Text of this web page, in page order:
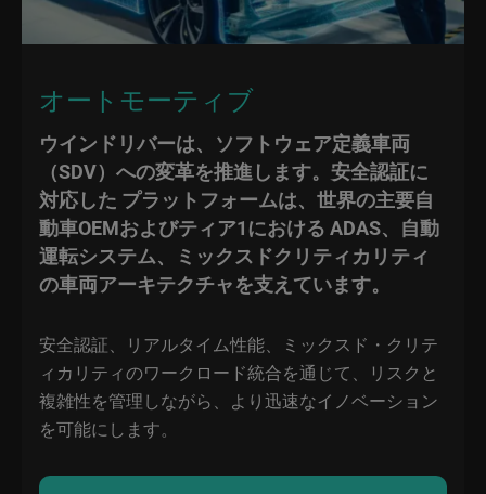
オートモーティブ
ウインドリバーは、ソフトウェア定義車両
（SDV）への変革を推進します。安全認証に
対応した プラットフォームは、世界の主要自
動車OEMおよびティア1における ADAS、自動
運転システム、ミックスドクリティカリティ
の車両アーキテクチャを支えています。
安全認証、リアルタイム性能、ミックスド・クリテ
ィカリティのワークロード統合を通じて、リスクと
複雑性を管理しながら、より迅速なイノベーション
を可能にします。